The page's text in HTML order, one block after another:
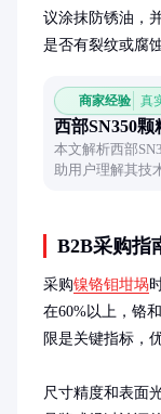
议涂抹防锈油，
是否有裂纹或腐
商家经验 真
西部SN350颗
本文解析西部
助用户理解其技
B2B采购指
采购镍铬钼坩埚
在60%以上，铬
限是关键指标，
尺寸精度和表面